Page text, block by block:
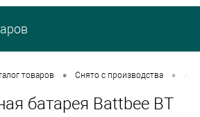
товаров • Снято с производства •
батарея Battbee BT